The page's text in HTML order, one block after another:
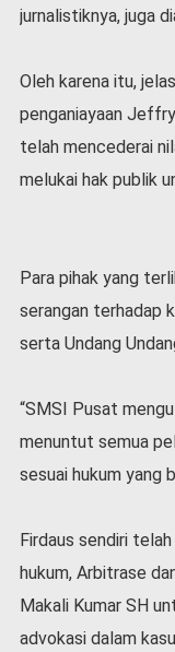
jurnalistiknya, juga
Oleh karena itu,
penganiayaan
telah mencederai
melukai hak publik
Para pihak yang
serangan terhadap
serta Undang
“SMSI Pusat
menuntut semua
sesuai hukum yang
Firdaus sendiri
hukum, Arbitrase
Makali Kumar SH
advokasi dalam